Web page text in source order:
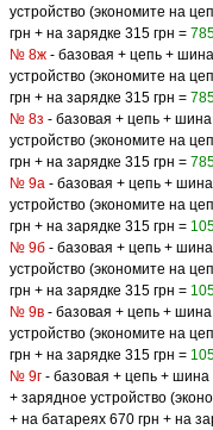
устройство (экономите на
грн + на зарядке 315 грн =
№ 8ж - базовая + цепь +
устройство (экономите на
грн + на зарядке 315 грн =
№ 8з - базовая + цепь +
устройство (экономите на
грн + на зарядке 315 грн =
№ 9а - базовая + цепь +
устройство (экономите на
грн + на зарядке 315 грн =
№ 9б - базовая + цепь +
устройство (экономите на
грн + на зарядке 315 грн =
№ 9в - базовая + цепь +
устройство (экономите на
грн + на зарядке 315 грн =
№ 9г - базовая + цепь +
+ зарядное устройство
+ на батареях 670 грн + на